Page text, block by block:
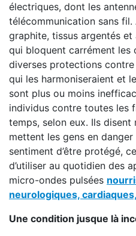
électriques, dont les
télécommunication sans
graphite, tissus argentés
qui bloquent carrément les
diverses protections
qui les harmoniseraient et
sont plus ou moins
individus contre toutes les
temps, selon eux. Ils
mettent les gens en
sentiment d’être protégé,
d’utiliser au quotidien des
micro-ondes pulsées
neurologiques,
Une condition jusque là